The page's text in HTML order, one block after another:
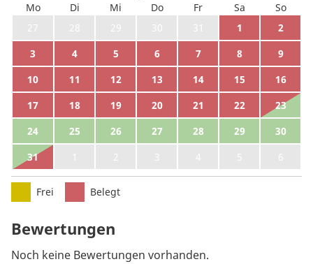
Mo Di Mi Do Fr Sa
So
27
28 29 30 31 1
2
3
4 5 6 7 8
9
10
11 12 13 14 15
16
17
18 19 20 21 22
23
24
25 26 27 28 29
30
31
2 3 4 5 6
Frei Belegt
Bewertungen
Noch keine Bewertungen vorhanden.